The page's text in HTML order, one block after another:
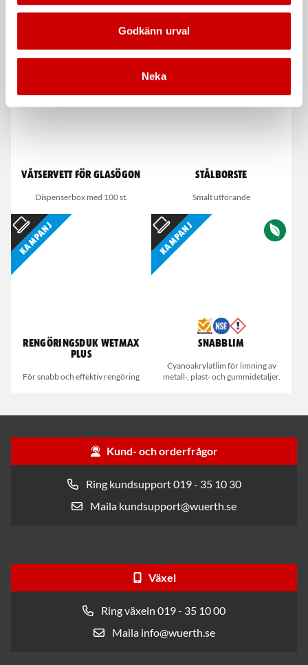
Godkänn urval
Neka
Kampanj
Våtservett för glasögon
Dispenserbox med 100 st.
Stålborste
Smalt utförande
Kampanj
Rengöringsduk Wetmax
Plus
För snabb och effektiv rengöring
Kampanj
Snabblim
Cyanoakrylatlim för limning av
metall-, plast- och gummidetaljer.
Kund- och orderfrågor
Ring kundsupport 019 - 35 10 30
Maila kundsupport@wuerth.se
Växel
Ring växeln 019 - 35 10 00
Maila info@wuerth.se